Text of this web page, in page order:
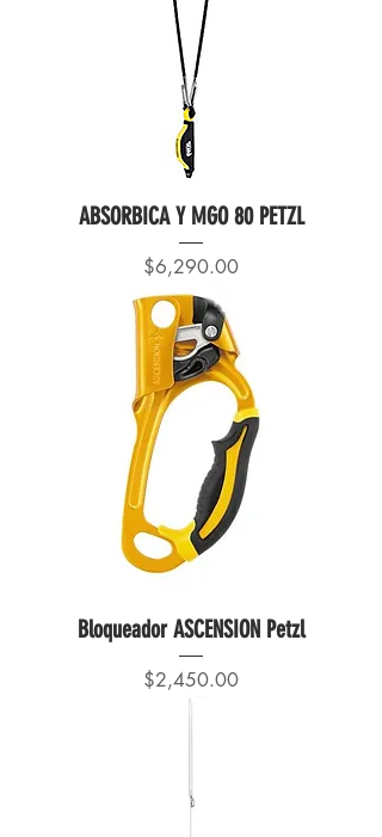
ABSORBICA Y MGO 80 PETZL
Precio
$6,290.00
Bloqueador ASCENSION Petzl
Precio
$2,450.00